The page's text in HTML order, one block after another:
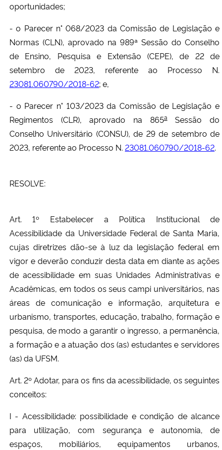
oportunidades;
- o Parecer n° 068/2023 da Comissão de Legislação e
Normas (CLN), aprovado na 989ª Sessão do Conselho
de Ensino, Pesquisa e Extensão (CEPE), de 22 de
setembro de 2023, referente ao Processo N.
23081.060790/2018-62; e,
- o Parecer n° 103/2023 da Comissão de Legislação e
Regimentos (CLR), aprovado na 865aSessão do
Conselho Universitário (CONSU), de 29 de setembro de
2023, referente ao Processo N. 23081.060790/2018-62.
RESOLVE:
Art. 1º Estabelecer a Política Institucional de
Acessibilidade da Universidade Federal de Santa Maria,
cujas diretrizes dão-se à luz da legislação federal em
vigor e deverão conduzir desta data em diante as ações
de acessibilidade em suas Unidades Administrativas e
Acadêmicas, em todos os seus campi universitários, nas
áreas de comunicação e informação, arquitetura e
urbanismo, transportes, educação, trabalho, formação e
pesquisa, de modo a garantir o ingresso, a permanência,
a formação e a atuação dos (as) estudantes e servidores
(as) da UFSM.
Art. 2º Adotar, para os fins da acessibilidade, os seguintes
conceitos:
I - Acessibilidade: possibilidade e condição de alcance
para utilização, com segurança e autonomia, de
espaços, mobiliários, equipamentos urbanos,